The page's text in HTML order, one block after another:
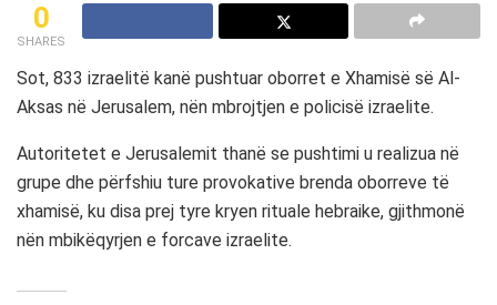
0
SHARES
Sot, 833 izraelitë kanë pushtuar oborret e Xhamisë së Al-
Aksas në Jerusalem, nën mbrojtjen e policisë izraelite.
Autoritetet e Jerusalemit thanë se pushtimi u realizua në
grupe dhe përfshiu ture provokative brenda oborreve të
xhamisë, ku disa prej tyre kryen rituale hebraike, gjithmonë
nën mbikëqyrjen e forcave izraelite.